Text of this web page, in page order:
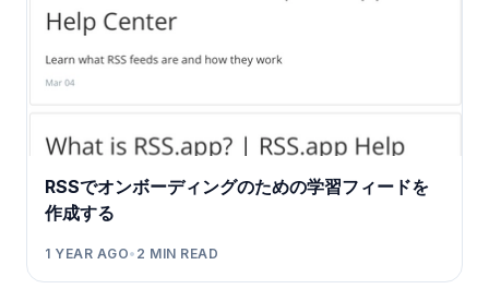
RSSでオンボーディングのための学習フィードを
作成する
1 YEAR AGO• 2 MIN READ